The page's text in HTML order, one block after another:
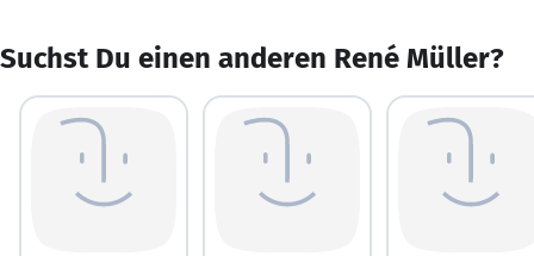
Suchst Du einen anderen René Müller?